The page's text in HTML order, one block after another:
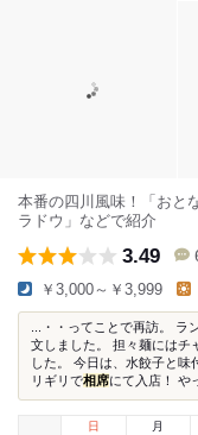
本番の四川風味！「おと
ラドウ」などで紹介
3.49
￥3,000～￥3,999
...・・ってことで再訪。 ラ
文しました。 担々麺にはチ
した。 今日は、水餃子と味
リギリで相席にて入店！ や
日
月